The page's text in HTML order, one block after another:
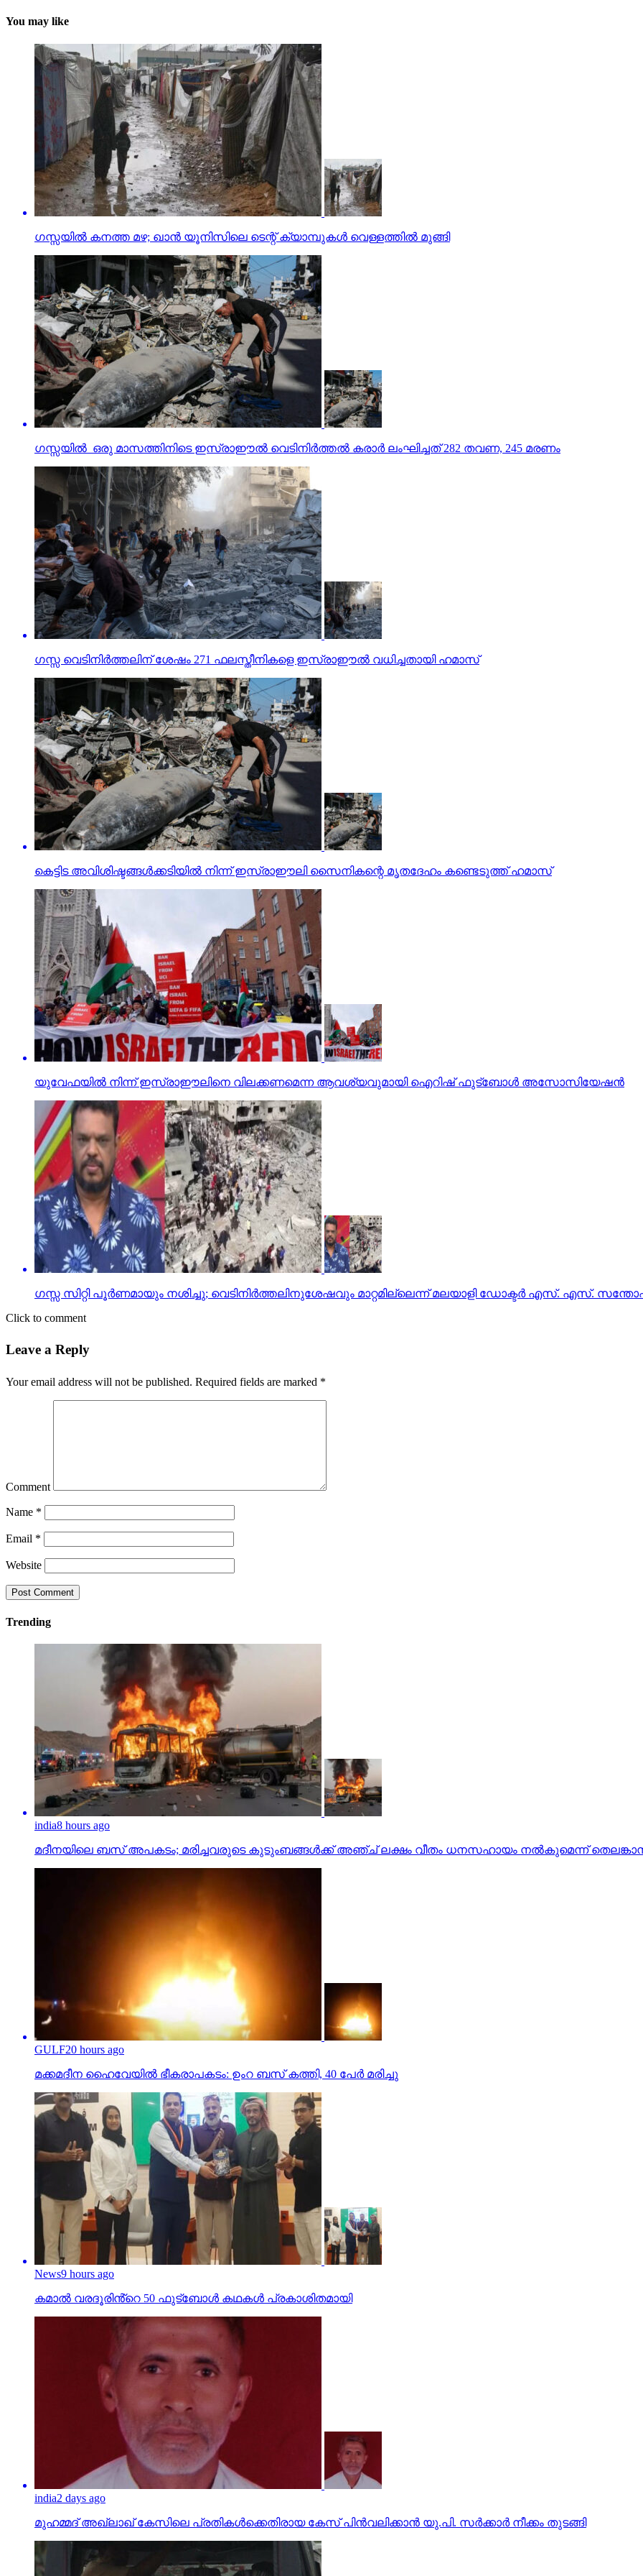
You may like
ഗസ്സയില്‍ കനത്ത മഴ; ഖാന്‍ യൂനിസിലെ ടെന്റ് ക്യാമ്പുകള്‍ വെള്ളത്തില്‍ മുങ്ങി
ഗസ്സയില്‍ ഒരു മാസത്തിനിടെ ഇസ്രാഈല്‍ വെടിനിര്‍ത്തല്‍ കരാര്‍ ലംഘിച്ചത് 282 തവണ, 245 മരണം
ഗസ്സ വെടിനിര്‍ത്തലിന് ശേഷം 271 ഫലസ്തീനികളെ ഇസ്രാഈല്‍ വധിച്ചതായി ഹമാസ്
കെട്ടിട അവിശിഷ്ടങ്ങള്‍ക്കടിയില്‍ നിന്ന് ഇസ്രാഈലി സൈനികന്റെ മൃതദേഹം കണ്ടെടുത്ത് ഹമാസ്
യുവേഫയില്‍ നിന്ന് ഇസ്രാഈലിനെ വിലക്കണമെന്ന ആവശ്യവുമായി ഐറിഷ് ഫുട്‌ബോള്‍ അസോസിയേഷന്‍
ഗസ്സ സിറ്റി പൂര്‍ണമായും നശിച്ചു; വെടിനിര്‍ത്തലിനുശേഷവും മാറ്റമില്ലെന്ന് മലയാളി ഡോക്ടര്‍ എസ്. എസ്.
Click to comment
Leave a Reply
Your email address will not be published. Required fields are marked *
Comment
Name *
Email *
Website
Trending
india8 hours ago
മദീനയിലെ ബസ് അപകടം; മരിച്ചവരുടെ കുടുംബങ്ങള്‍ക്ക് അഞ്ച് ലക്ഷം വീതം ധനസഹായം നല്‍കുമെന്ന്
GULF20 hours ago
മക്കമദീന ഹൈവേയില്‍ ഭീകരാപകടം: ഉംറ ബസ് കത്തി, 40 പേര്‍ മരിച്ചു
News9 hours ago
കമാൽ വരദൂരിൻ്റെ 50 ഫുട്ബോൾ കഥകൾ പ്രകാശിതമായി
india2 days ago
മുഹമ്മദ് അഖ്‌ലാഖ് കേസിലെ പ്രതികള്‍ക്കെതിരായ കേസ് പിന്‍വലിക്കാന്‍ യു.പി. സര്‍ക്കാര്‍ നീക്കം തുടങ്ങി